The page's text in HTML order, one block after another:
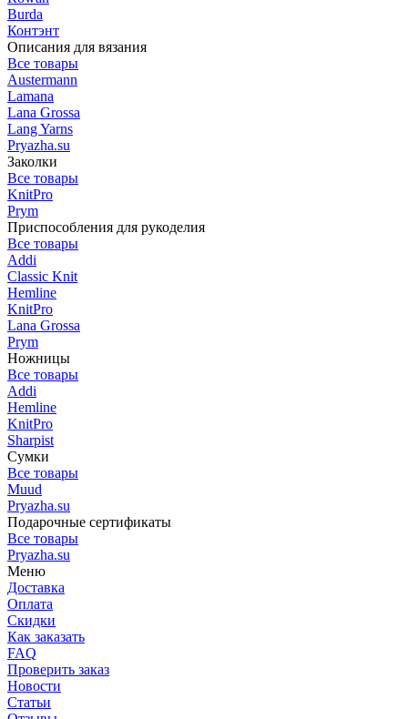
Burda
Контэнт
Описания для вязания
Все товары
Austermann
Lamana
Lana Grossa
Lang Yarns
Pryazha.su
Заколки
Все товары
KnitPro
Prym
Приспособления для рукоделия
Все товары
Addi
Classic Knit
Hemline
KnitPro
Lana Grossa
Prym
Ножницы
Все товары
Addi
Hemline
KnitPro
Sharpist
Сумки
Все товары
Muud
Pryazha.su
Подарочные сертификаты
Все товары
Pryazha.su
Меню
Доставка
Оплата
Скидки
Как заказать
FAQ
Проверить заказ
Новости
Статьи